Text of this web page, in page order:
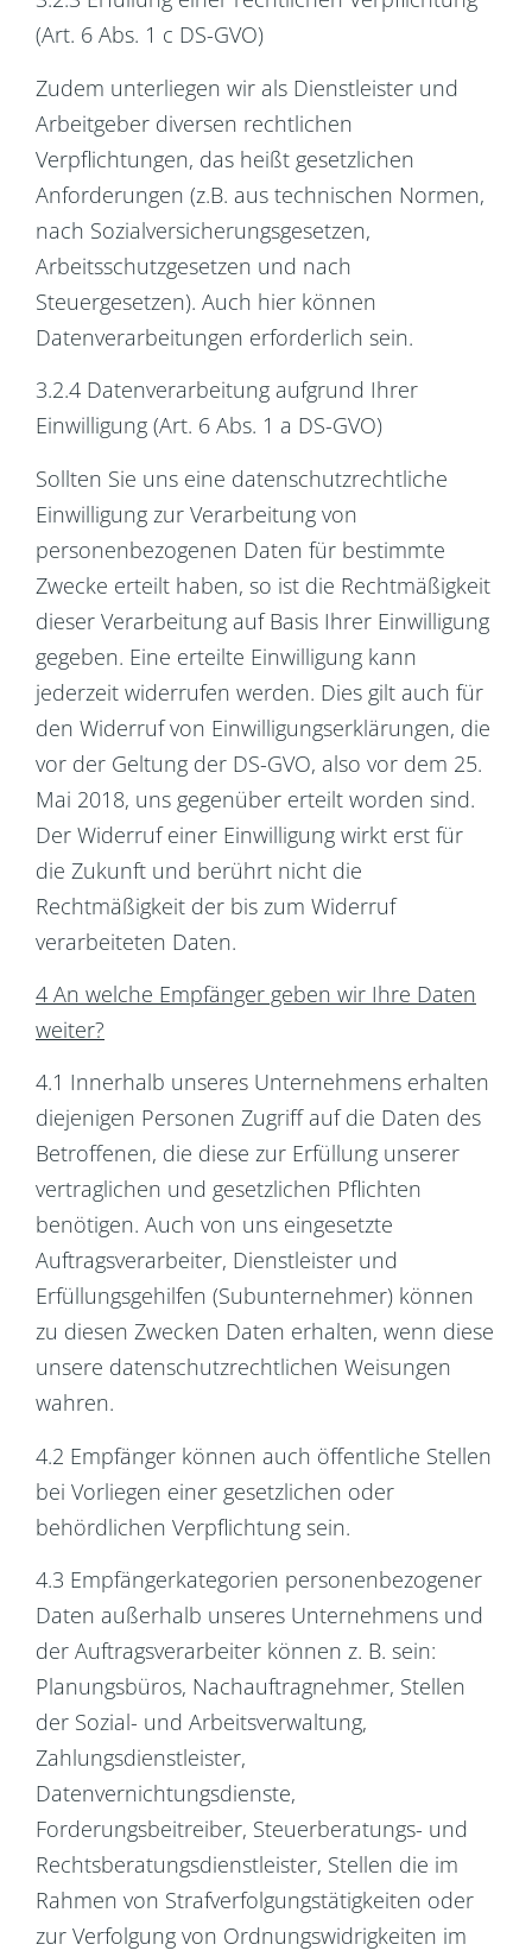
(Art. 6 Abs. 1 c DS-GVO)
Zudem unterliegen wir als Dienstleister und
Arbeitgeber diversen rechtlichen
Verpflichtungen, das heißt gesetzlichen
Anforderungen (z.B. aus technischen Normen,
nach Sozialversicherungsgesetzen,
Arbeitsschutzgesetzen und nach
Steuergesetzen). Auch hier können
Datenverarbeitungen erforderlich sein.
3.2.4 Datenverarbeitung aufgrund Ihrer
Einwilligung (Art. 6 Abs. 1 a DS-GVO)
Sollten Sie uns eine datenschutzrechtliche
Einwilligung zur Verarbeitung von
personenbezogenen Daten für bestimmte
Zwecke erteilt haben, so ist die Rechtmäßigkeit
dieser Verarbeitung auf Basis Ihrer Einwilligung
gegeben. Eine erteilte Einwilligung kann
jederzeit widerrufen werden. Dies gilt auch für
den Widerruf von Einwilligungserklärungen, die
vor der Geltung der DS-GVO, also vor dem 25.
Mai 2018, uns gegenüber erteilt worden sind.
Der Widerruf einer Einwilligung wirkt erst für
die Zukunft und berührt nicht die
Rechtmäßigkeit der bis zum Widerruf
verarbeiteten Daten.
4 An welche Empfänger geben wir Ihre Daten
weiter?
4.1 Innerhalb unseres Unternehmens erhalten
diejenigen Personen Zugriff auf die Daten des
Betroffenen, die diese zur Erfüllung unserer
vertraglichen und gesetzlichen Pflichten
benötigen. Auch von uns eingesetzte
Auftragsverarbeiter, Dienstleister und
Erfüllungsgehilfen (Subunternehmer) können
zu diesen Zwecken Daten erhalten, wenn diese
unsere datenschutzrechtlichen Weisungen
wahren.
4.2 Empfänger können auch öffentliche Stellen
bei Vorliegen einer gesetzlichen oder
behördlichen Verpflichtung sein.
4.3 Empfängerkategorien personenbezogener
Daten außerhalb unseres Unternehmens und
der Auftragsverarbeiter können z. B. sein:
Planungsbüros, Nachauftragnehmer, Stellen
der Sozial- und Arbeitsverwaltung,
Zahlungsdienstleister,
Datenvernichtungsdienste,
Forderungsbeitreiber, Steuerberatungs- und
Rechtsberatungsdienstleister, Stellen die im
Rahmen von Strafverfolgungstätigkeiten oder
zur Verfolgung von Ordnungswidrigkeiten im